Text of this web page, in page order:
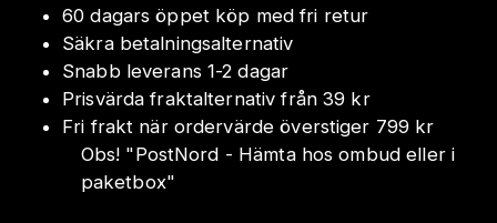
60 dagars öppet köp med fri retur
Säkra betalningsalternativ
Snabb leverans 1-2 dagar
Prisvärda fraktalternativ från 39 kr
Fri frakt när ordervärde överstiger 799 kr
Obs! "PostNord - Hämta hos ombud eller i
paketbox"